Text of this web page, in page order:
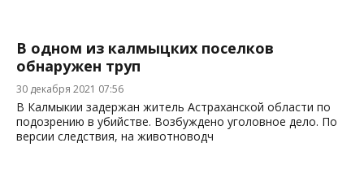
В одном из калмыцких поселков
обнаружен труп
30 декабря 2021 07:56
В Калмыкии задержан житель Астраханской области по
подозрению в убийстве. Возбуждено уголовное дело. По
версии следствия, на животноводч